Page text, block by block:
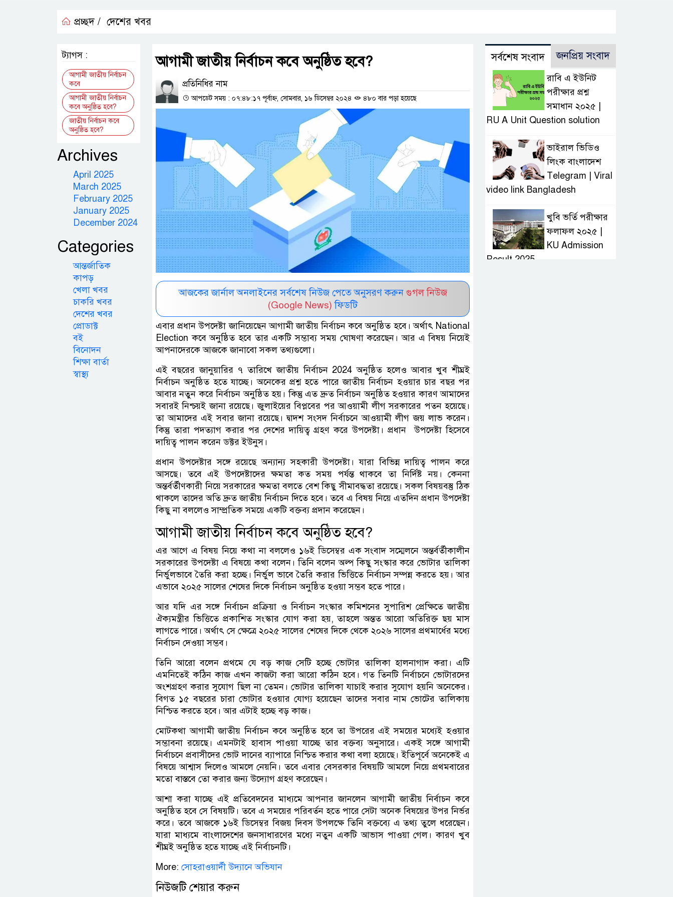
প্রচ্ছদ / দেশের খবর
আগামী জাতীয় নির্বাচন কবে অনুষ্ঠিত হবে?
প্রতিনিধির নাম
আপডেট সময় : ০৭:৪৮:১৭ পূর্বাহ্ন, সোমবার, ১৬ ডিসেম্বর ২০২৪ ৪৮০ বার পড়া হয়েছে
আজকের জার্নাল অনলাইনের সর্বশেষ নিউজ পেতে অনুসরণ করুন গুগল নিউজ
(Google News) ফিডটি
এবার প্রধান উপদেষ্টা জানিয়েছেন আগামী জাতীয় নির্বাচন কবে অনুষ্ঠিত হবে। অর্থাৎ National
Election কবে অনুষ্ঠিত হবে তার একটি সম্ভাব্য সময় ঘোষণা করেছেন। আর এ বিষয় নিয়েই
আপনাদেরকে আজকে জানাবো সকল তথ্যগুলো।
এই বছরের জানুয়ারির ৭ তারিখে জাতীয় নির্বাচন 2024 অনুষ্ঠিত হলেও আবার খুব শীঘ্রই
নির্বাচন অনুষ্ঠিত হতে যাচ্ছে। অনেকের প্রশ্ন হতে পারে জাতীয় নির্বাচন হওয়ার চার বছর পর
আবার নতুন করে নির্বাচন অনুষ্ঠিত হয়। কিন্তু এত দ্রুত নির্বাচন অনুষ্ঠিত হওয়ার কারণ আমাদের
সবারই নিশ্চয়ই জানা রয়েছে। জুলাইয়ের বিপ্লবের পর আওয়ামী লীগ সরকারের পতন হয়েছে।
তা আমাদের এই সবার জানা রয়েছে। দ্বাদশ সংসদ নির্বাচনে আওয়ামী লীগ জয় লাভ করেন।
কিন্তু তারা পদত্যাগ করার পর দেশের দায়িত্ব গ্রহণ করে উপদেষ্টা। প্রধান ‌ উপদেষ্টা হিসেবে
দায়িত্ব পালন করেন ডক্টর ইউনুস।
প্রধান উপদেষ্টার সঙ্গে রয়েছে অন্যান্য সহকারী উপদেষ্টা। যারা বিভিন্ন দায়িত্ব পালন করে
আসছে। তবে এই উপদেষ্টাদের ক্ষমতা কত সময় পর্যন্ত থাকবে তা নির্দিষ্ট নয়। কেননা
অন্তর্বর্তীণকারী নিয়ে সরকারের ক্ষমতা বলতে বেশ কিছু সীমাবদ্ধতা রয়েছে। সকল বিষয়বস্তু ঠিক
থাকলে তাদের অতি দ্রুত জাতীয় নির্বাচন দিতে হবে। তবে এ বিষয় নিয়ে এতদিন প্রধান উপদেষ্টা
কিছু না বললেও সাম্প্রতিক সময়ে একটি বক্তব্য প্রদান করেছেন।
আগামী জাতীয় নির্বাচন কবে অনুষ্ঠিত হবে?
এর আগে এ বিষয় নিয়ে কথা না বললেও ১৬ই ডিসেম্বর এক সংবাদ সম্মেলনে অন্তর্বর্তীকালীন
সরকারের উপদেষ্টা এ বিষয়ে কথা বলেন। তিনি বলেন অল্প কিছু সংস্কার করে ভোটার তালিকা
নির্ভুলভাবে তৈরি করা হচ্ছে। নির্ভুল ভাবে তৈরি করার ভিত্তিতে নির্বাচন সম্পন্ন করতে হয়। আর
এভাবে ২০২৫ সালের শেষের দিকে নির্বাচন অনুষ্ঠিত হওয়া সম্ভব হতে পারে।
আর যদি এর সঙ্গে নির্বাচন প্রক্রিয়া ও নির্বাচন সংস্কার কমিশনের সুপারিশ প্রেক্ষিতে জাতীয়
ঐক্যমন্ত্রীর ভিত্তিতে প্রকাশিত সংস্কার যোগ করা হয়, তাহলে অন্তত আরো অতিরিক্ত ছয় মাস
লাগতে পারে। অর্থাৎ সে ক্ষেত্রে ২০২৫ সালের শেষের দিকে থেকে ২০২৬ সালের প্রথমার্ধের মধ্যে
নির্বাচন দেওয়া সম্ভব।
তিনি আরো বলেন প্রথমে যে বড় কাজ সেটি হচ্ছে ভোটার তালিকা হালনাগাদ করা। এটি
এমনিতেই কঠিন কাজ এখন কাজটা করা আরো কঠিন হবে। গত তিনটি নির্বাচনে ভোটারদের
অংশগ্রহণ করার সুযোগ ছিল না তেমন। ভোটার তালিকা যাচাই করার সুযোগ হয়নি অনেকের।
বিগত ১৫ বছরের চারা ভোটার হওয়ার যোগ্য হয়েছেন তাদের সবার নাম ভোটের তালিকায়
নিশ্চিত করতে হবে। আর এটাই হচ্ছে বড় কাজ।
মোটকথা আগামী জাতীয় নির্বাচন কবে অনুষ্ঠিত হবে তা উপরের এই সময়ের মধ্যেই হওয়ার
সম্ভাবনা রয়েছে। এমনটাই হাবাস পাওয়া যাচ্ছে তার বক্তব্য অনুসারে। একই সঙ্গে আগামী
নির্বাচনে প্রবাসীদের ভোট দানের ব্যাপারে নিশ্চিত করার কথা বলা হয়েছে। ইতিপূর্বে অনেকেই এ
বিষয়ে আশ্বাস দিলেও আমলে নেয়নি। তবে এবার বেসরকার বিষয়টি আমলে নিয়ে প্রথমবারের
মতো বাস্তবে তো করার জন্য উদ্যোগ গ্রহণ করেছেন।
আশা করা যাচ্ছে এই প্রতিবেদনের মাধ্যমে আপনার জানলেন আগামী জাতীয় নির্বাচন কবে
অনুষ্ঠিত হবে সে বিষয়টি। তবে এ সময়ের পরিবর্তন হতে পারে সেটা অনেক বিষয়ের উপর নির্ভর
করে। তবে আজকে ১৬ই ডিসেম্বর বিজয় দিবস উপলক্ষে তিনি বক্তব্যে এ তথ্য তুলে ধরেছেন।
যারা মাধ্যমে বাংলাদেশের জনসাধারণের মধ্যে নতুন একটি আভাস পাওয়া গেল। কারণ খুব
শীঘ্রই অনুষ্ঠিত হতে যাচ্ছে এই নির্বাচনটি।
More: সোহরাওয়ার্দী উদ্যানে অভিযান
নিউজটি শেয়ার করুন
ট্যাগস :
আগামী জাতীয় নির্বাচন
কবে
আগামী জাতীয় নির্বাচন
কবে অনুষ্ঠিত হবে?
জাতীয় নির্বাচন কবে
অনুষ্ঠিত হবে?
Archives
April 2025
March 2025
February 2025
January 2025
December 2024
Categories
আন্তর্জাতিক
কাপড়
খেলা খবর
চাকরি খবর
দেশের খবর
প্রোডাক্ট
বই
বিনোদন
শিক্ষা বার্তা
স্বাস্থ্য
সর্বশেষ সংবাদ জনপ্রিয় সংবাদ
রাবি এ ইউনিট
পরীক্ষার প্রশ্ন
সমাধান ২০২৫ |
RU A Unit Question solution
ভাইরাল ভিডিও
লিংক বাংলাদেশ
Telegram | Viral
video link Bangladesh
খুবি ভর্তি পরীক্ষার
ফলাফল ২০২৫ |
KU Admission
Result 2025